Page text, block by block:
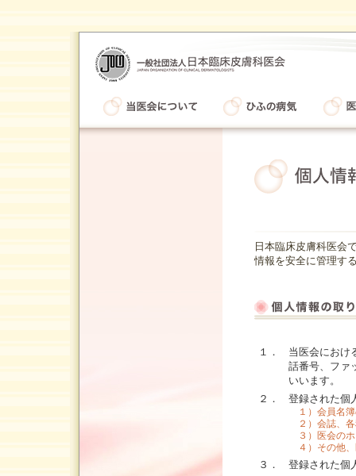
日本臨床皮膚科医会
情報を安全に管理す
１．
当医会におけ
話番号、ファ
いいます。
２．
登録された個
１）会員名
２）会誌、各
３）医会のホ
４）その他、
３．
登録された個